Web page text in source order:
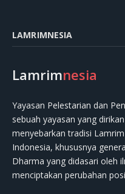
LAMRIMNESIA
Lamrimnesia
Yayasan Pelestarian dan
sebuah yayasan yang
menyebarkan tradisi
Indonesia, khususnya
Dharma yang didasari oleh
menciptakan perubahan